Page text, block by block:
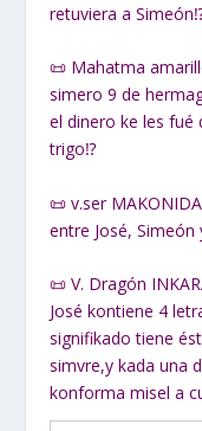
retuviera a
📜 Mahatma
simero 9 de
el dinero ke les fué
trigo⁉
📜 v.ser
entre José,
📜 V. Dragón
José kontiene 4
signifikado tiene
simvre,y kada una
konforma misel a